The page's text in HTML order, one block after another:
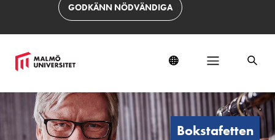
GODKÄNN NÖDVÄNDIGA
Anders
Kärrman
#20
Bokstafetten